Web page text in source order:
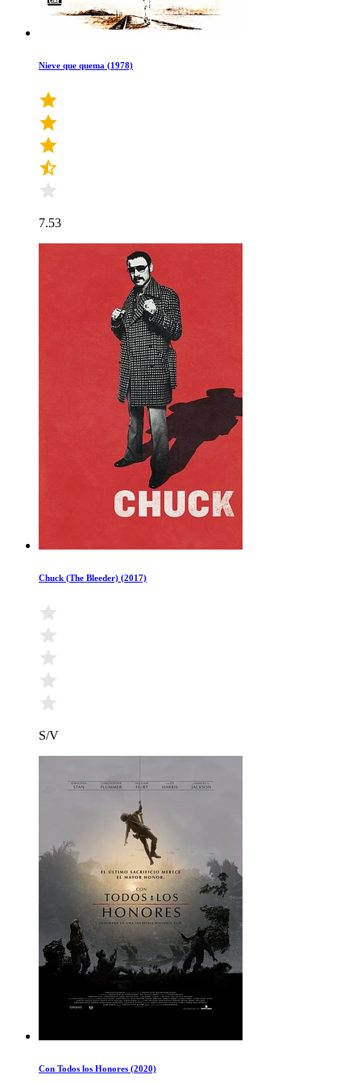
Nieve que quema (1978)
7.53
Chuck (The Bleeder) (2017)
S/V
Con Todos los Honores (2020)